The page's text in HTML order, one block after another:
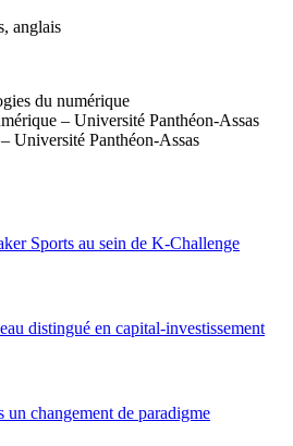
anglais
du numérique
– Université Panthéon-Assas
Université Panthéon-Assas
Sports au sein de K-Challenge
distingué en capital-investissement
un changement de paradigme